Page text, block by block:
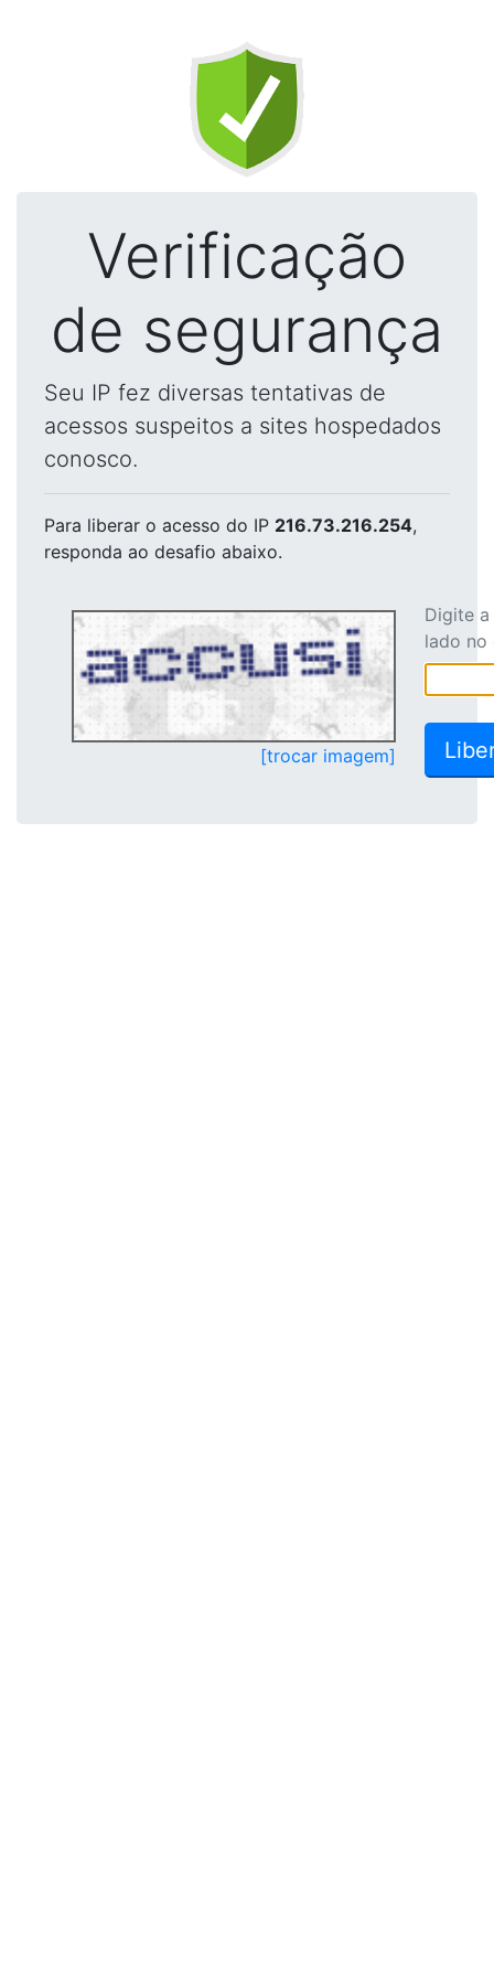
Verificação
de segurança
Seu IP fez diversas tentativas de
acessos suspeitos a sites hospedados
conosco.
Para liberar o acesso do IP 216.73.216.254,
responda ao desafio abaixo.
[trocar imagem]
Digite
lado no